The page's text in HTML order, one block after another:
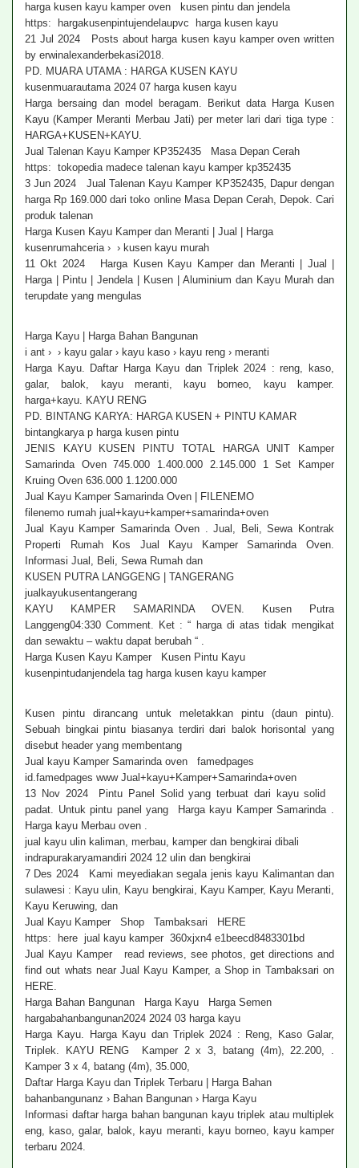
harga kusen kayu kamper oven kusen pintu dan jendela
https: hargakusenpintujendelaupvc harga kusen kayu
21 Jul 2024 Posts about harga kusen kayu kamper oven written
by erwinalexanderbekasi2018.
PD. MUARA UTAMA : HARGA KUSEN KAYU
kusenmuarautama 2024 07 harga kusen kayu
Harga bersaing dan model beragam. Berikut data Harga Kusen
Kayu (Kamper Meranti Merbau Jati) per meter lari dari tiga type :
HARGA+KUSEN+KAYU.
Jual Talenan Kayu Kamper KP352435 Masa Depan Cerah
https: tokopedia madece talenan kayu kamper kp352435
3 Jun 2024 Jual Talenan Kayu Kamper KP352435, Dapur dengan
harga Rp 169.000 dari toko online Masa Depan Cerah, Depok. Cari
produk talenan
Harga Kusen Kayu Kamper dan Meranti | Jual | Harga
kusenrumahceria › › kusen kayu murah
11 Okt 2024 Harga Kusen Kayu Kamper dan Meranti | Jual |
Harga | Pintu | Jendela | Kusen | Aluminium dan Kayu Murah dan
terupdate yang mengulas
Harga Kayu | Harga Bahan Bangunan
i ant › › kayu galar › kayu kaso › kayu reng › meranti
Harga Kayu. Daftar Harga Kayu dan Triplek 2024 : reng, kaso,
galar, balok, kayu meranti, kayu borneo, kayu kamper.
harga+kayu. KAYU RENG
PD. BINTANG KARYA: HARGA KUSEN + PINTU KAMAR
bintangkarya p harga kusen pintu
JENIS KAYU KUSEN PINTU TOTAL HARGA UNIT Kamper
Samarinda Oven 745.000 1.400.000 2.145.000 1 Set Kamper
Kruing Oven 636.000 1.1200.000
Jual Kayu Kamper Samarinda Oven | FILENEMO
filenemo rumah jual+kayu+kamper+samarinda+oven
Jual Kayu Kamper Samarinda Oven . Jual, Beli, Sewa Kontrak
Properti Rumah Kos Jual Kayu Kamper Samarinda Oven.
Informasi Jual, Beli, Sewa Rumah dan
KUSEN PUTRA LANGGENG | TANGERANG
jualkayukusentangerang
KAYU KAMPER SAMARINDA OVEN. Kusen Putra
Langgeng04:330 Comment. Ket : “ harga di atas tidak mengikat
dan sewaktu – waktu dapat berubah “ .
Harga Kusen Kayu Kamper Kusen Pintu Kayu
kusenpintudanjendela tag harga kusen kayu kamper
Kusen pintu dirancang untuk meletakkan pintu (daun pintu).
Sebuah bingkai pintu biasanya terdiri dari balok horisontal yang
disebut header yang membentang
Jual kayu Kamper Samarinda oven famedpages
id.famedpages www Jual+kayu+Kamper+Samarinda+oven
13 Nov 2024 Pintu Panel Solid yang terbuat dari kayu solid
padat. Untuk pintu panel yang Harga kayu Kamper Samarinda .
Harga kayu Merbau oven .
jual kayu ulin kaliman, merbau, kamper dan bengkirai dibali
indrapurakaryamandiri 2024 12 ulin dan bengkirai
7 Des 2024 Kami meyediakan segala jenis kayu Kalimantan dan
sulawesi : Kayu ulin, Kayu bengkirai, Kayu Kamper, Kayu Meranti,
Kayu Keruwing, dan
Jual Kayu Kamper Shop Tambaksari HERE
https: here jual kayu kamper 360xjxn4 e1beecd8483301bd
Jual Kayu Kamper read reviews, see photos, get directions and
find out whats near Jual Kayu Kamper, a Shop in Tambaksari on
HERE.
Harga Bahan Bangunan Harga Kayu Harga Semen
hargabahanbangunan2024 2024 03 harga kayu
Harga Kayu. Harga Kayu dan Triplek 2024 : Reng, Kaso Galar,
Triplek. KAYU RENG Kamper 2 x 3, batang (4m), 22.200, .
Kamper 3 x 4, batang (4m), 35.000,
Daftar Harga Kayu dan Triplek Terbaru | Harga Bahan
bahanbangunanz › Bahan Bangunan › Harga Kayu
Informasi daftar harga bahan bangunan kayu triplek atau multiplek
eng, kaso, galar, balok, kayu meranti, kayu borneo, kayu kamper
terbaru 2024.